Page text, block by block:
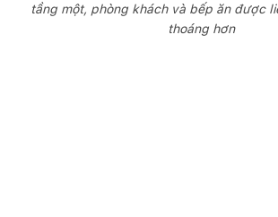
tầng một, phòng khách và bếp ăn được
thoáng hơn